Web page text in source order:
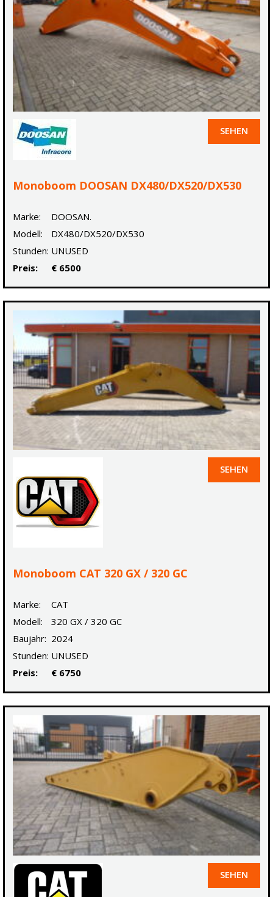
SEHEN
Monoboom DOOSAN DX480/DX520/DX530
Marke:
DOOSAN.
Modell:
DX480/DX520/DX530
Stunden: UNUSED
Preis:
€ 6500
SEHEN
Monoboom CAT 320 GX / 320 GC
Marke:
CAT
Modell:
320 GX / 320 GC
Baujahr: 2024
Stunden: UNUSED
Preis:
€ 6750
SEHEN